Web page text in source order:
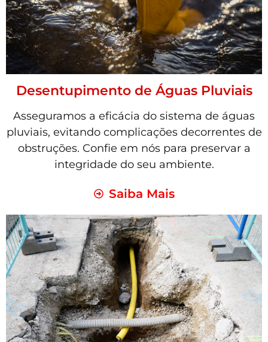
Desentupimento de Águas Pluviais
Asseguramos a eficácia do sistema de águas
pluviais, evitando complicações decorrentes de
obstruções. Confie em nós para preservar a
integridade do seu ambiente.
Saiba Mais